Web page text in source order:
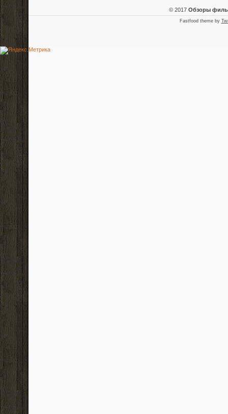
© 2017 Обзоры
Fastfood theme by